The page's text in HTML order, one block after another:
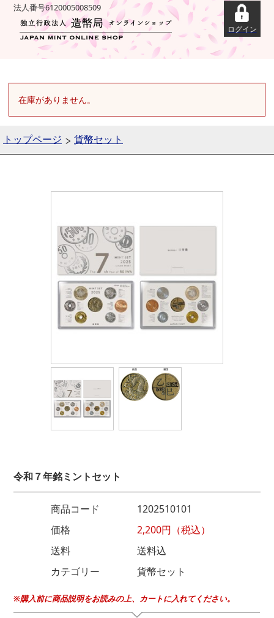
法人番号6120005008509
在庫がありません。
トップページ 貨幣セット
令和７年銘ミントセット
商品コード
1202510101
価格
2,200円（税込）
送料
送料込
カテゴリー
貨幣セット
※購入前に商品説明をお読みの上、カートに入れてください。